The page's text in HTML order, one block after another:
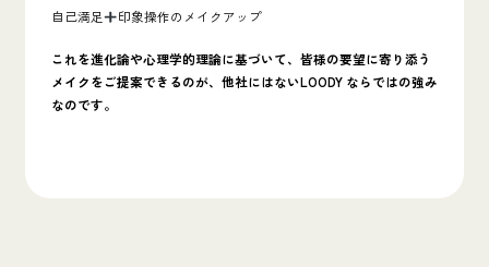
自己満足 印象操作のメイクアップ
これを進化論や心理学的理論に基づいて、皆様の要望に寄り添う
メイクをご提案できるのが、他社にはないLOODY ならではの強み
なのです。